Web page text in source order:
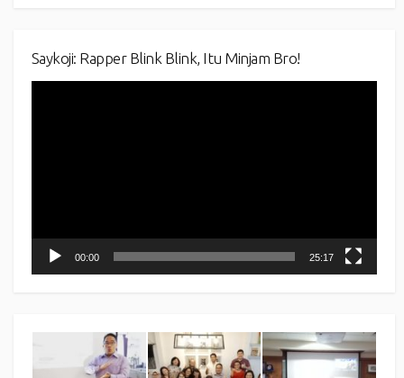
Saykoji: Rapper Blink Blink, Itu Minjam Bro!
00:00 25:17